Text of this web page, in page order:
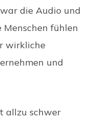
die Audio und
fühlen
wirkliche
und
allzu schwer